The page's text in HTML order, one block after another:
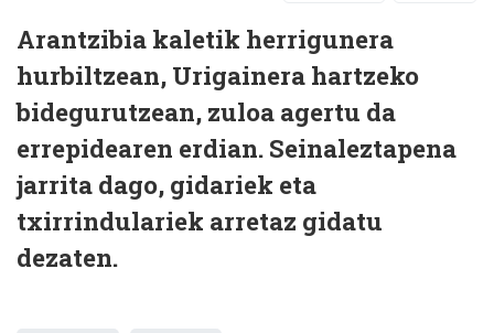
Arantzibia kaletik herrigunera
hurbiltzean, Urigainera hartzeko
bidegurutzean, zuloa agertu da
errepidearen erdian. Seinaleztapena
jarrita dago, gidariek eta
txirrindulariek arretaz gidatu
dezaten.